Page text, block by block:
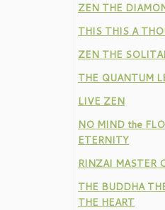
ZEN THE
THIS THIS A
ZEN THE
THE QUANTUM
LIVE ZEN
NO MIND the
ETERNITY
RINZAI MASTER
THE BUDDHA
THE HEART